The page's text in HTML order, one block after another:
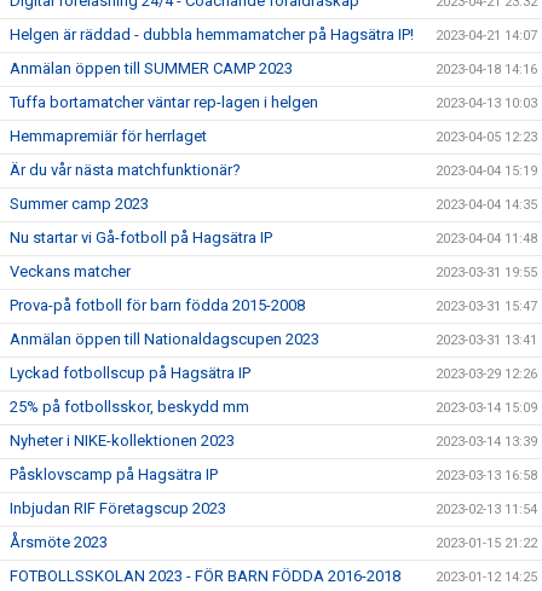
Helgen är räddad - dubbla hemmamatcher på Hagsätra IP! 2023-04-21 14:07
Anmälan öppen till SUMMER CAMP 2023 2023-04-18 14:16
Tuffa bortamatcher väntar rep-lagen i helgen 2023-04-13 10:03
Hemmapremiär för herrlaget 2023-04-05 12:23
Är du vår nästa matchfunktionär? 2023-04-04 15:19
Summer camp 2023 2023-04-04 14:35
Nu startar vi Gå-fotboll på Hagsätra IP 2023-04-04 11:48
Veckans matcher 2023-03-31 19:55
Prova-på fotboll för barn födda 2015-2008 2023-03-31 15:47
Anmälan öppen till Nationaldagscupen 2023 2023-03-31 13:41
Lyckad fotbollscup på Hagsätra IP 2023-03-29 12:26
25% på fotbollsskor, beskydd mm 2023-03-14 15:09
Nyheter i NIKE-kollektionen 2023 2023-03-14 13:39
Påsklovscamp på Hagsätra IP 2023-03-13 16:58
Inbjudan RIF Företagscup 2023 2023-02-13 11:54
Årsmöte 2023 2023-01-15 21:22
FOTBOLLSSKOLAN 2023 - FÖR BARN FÖDDA 2016-2018 2023-01-12 14:25